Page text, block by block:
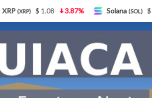
Dante
Fernando Rejal respaldó a Dante
Día del Veterinario en La
$ 77.18 5.21% TRON(TRX) $